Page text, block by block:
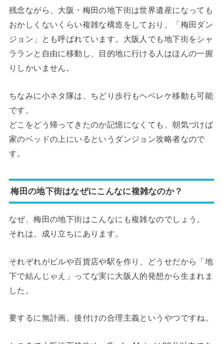
残念ながら、大阪・梅田の地下街は世界遺産になっても
おかしくないくらい複雑な構造をしており、「梅田ダン
ジョン」とも呼ばれています。大阪人でも地下街をシャ
ラランと自由に移動し、目的地に行ける人はほんの一握
りしかいません。
ちなみに小ネタ隊は、ちどり歩行もヘベレケ移動も可能
です。
どこをどう帰ってきたのか記憶になくても、朝気づけば
家のベッドの上にいるというダンジョン攻略者なので
す。
梅田の地下街はなぜにこんなに複雑なのか？
なぜ、梅田の地下街はこんなにも複雑なのでしょう。
それは、成り立ちにあります。
それぞれがビルや百貨店や駅を作り、どうせだから「地
下で結んじゃえ」ってな実に大阪人的発想から生まれま
した。
要するに無計画。後付けの合理主義というやつですね。